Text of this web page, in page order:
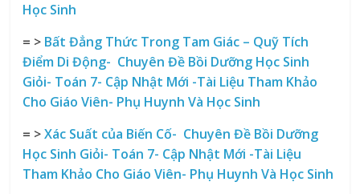
Học Sinh
= > Bất Đẳng Thức Trong Tam Giác – Quỹ Tích
Điểm Di Động- Chuyên Đề Bồi Dưỡng Học Sinh
Giỏi- Toán 7- Cập Nhật Mới -Tài Liệu Tham Khảo
Cho Giáo Viên- Phụ Huynh Và Học Sinh
= >Xác Suất của Biến Cố- Chuyên Đề Bồi Dưỡng
Học Sinh Giỏi- Toán 7- Cập Nhật Mới -Tài Liệu
Tham Khảo Cho Giáo Viên- Phụ Huynh Và Học Sinh